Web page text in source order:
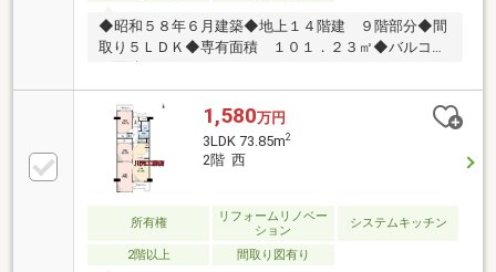
◆昭和５８年６月建築◆地上１４階建 ９階部分◆間
取り５ＬＤＫ◆専有面積 １０１．２３㎡◆バルコニ
ー面積 １１．７９㎡
1,580万円
3LDK 73.85m2
2階 西
所有権
リフォームリノベー
ション
システムキッチン
2階以上 間取り図有り